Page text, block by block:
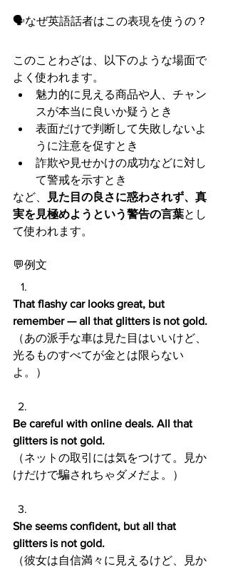
🗣なぜ英語話者はこの表現を使うの？
このことわざは、以下のような場面で
よく使われます。
魅力的に見える商品や人、チャン
スが本当に良いか疑うとき
表面だけで判断して失敗しないよ
うに注意を促すとき
詐欺や見せかけの成功などに対し
て警戒を示すとき
など、
見た目の良さに惑わされず、真
実を見極めようという警告の言葉とし
て使われます。
💬例文
That flashy car looks great, but
remember — all that glitters is not gold.
（あの派手な車は見た目はいいけど、
光るものすべてが金とは限らない
よ。）
Be careful with online deals. All that
glitters is not gold.
（ネットの取引には気をつけて。見か
けだけで騙されちゃダメだよ。）
She seems confident, but all that
glitters is not gold.
（彼女は自信満々に見えるけど、見か